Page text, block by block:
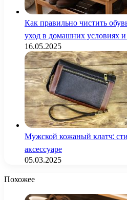
Как правильно чистить
уход в домашних условиях
16.05.2025
Мужской кожаный клатч:
аксессуаре
05.03.2025
Похожее